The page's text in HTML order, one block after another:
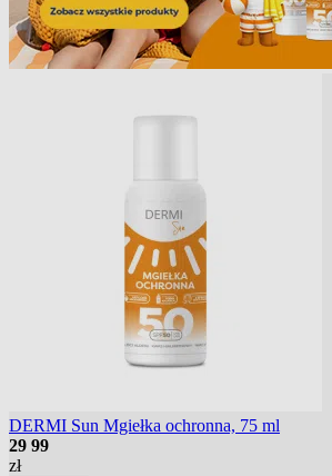
DERMI Sun Mgiełka ochronna, 75 ml
29 99
zł